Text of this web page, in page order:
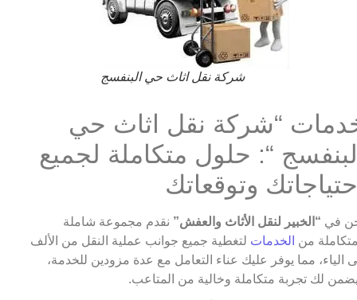
شركة نقل اثاث حي البنفسج
“شركة نقل اثاث حي
“: حلول متكاملة لجميع
وتوقعاتك
في “الخبير لنقل الأثاث والعفش” نقدم مجموعة شاملة
من الخدمات لتغطية جميع جوانب عملية النقل من الألف
الياء، مما يوفر عليك عناء التعامل مع عدة مزودين للخدمة،
لك تجربة متكاملة وخالية من المتاعب.